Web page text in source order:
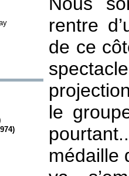
rentre
de ce
le
médaille